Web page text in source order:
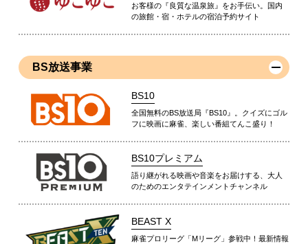
お客様の『良質な温泉旅』をお手伝い。国内
の旅館・宿・ホテルの宿泊予約サイト
BS放送事業
BS10
全国無料のBS放送局『BS10』。クイズにゴル
フに映画に麻雀、楽しい番組てんこ盛り！
BS10プレミアム
語り継がれる映画や音楽をお届けする、大人
のためのエンタテインメントチャンネル
BEAST X
麻雀プロリーグ「Mリーグ」参戦中！最新情報